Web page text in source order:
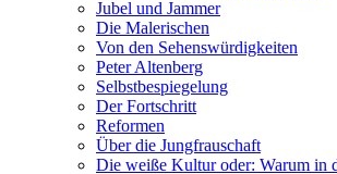
Jubel und Jammer
Die Malerischen
Von den Sehenswürdigkeiten
Peter Altenberg
Selbstbespiegelung
Der Fortschritt
Reformen
Über die Jungfrauschaft
Die weiße Kultur oder: Warum in